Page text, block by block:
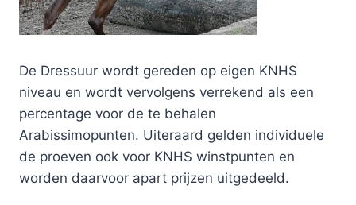
De Dressuur wordt gereden op eigen KNHS
niveau en wordt vervolgens verrekend als een
percentage voor de te behalen
Arabissimopunten. Uiteraard gelden individuele
de proeven ook voor KNHS winstpunten en
worden daarvoor apart prijzen uitgedeeld.